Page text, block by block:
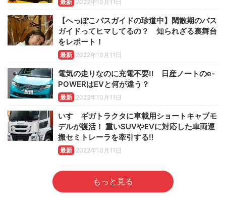
最新 2022年10月11日
【へっぽこバスガイドの珍道中】閑散期のバス
ガイドってヒマしてるの？ 知られざる裏舞台
をレポート！
最新 2022年10月11日
電気の走りなのに充電不要!! 日産ノートのe-
POWERはEVと何が違う？
最新 2022年10月11日
いすゞギガトラクタに車載用ショートキャブモ
デルが復活！ 重いSUVやEVに対応した車両運
搬セミトレーラを牽引する!!
最新 2022年10月11日
もっと見る